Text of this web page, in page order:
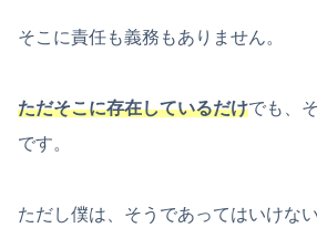
そこに責任も義務もありません。
ただそこに存在しているだけでも、
です。
ただし僕は、そうであってはいけない